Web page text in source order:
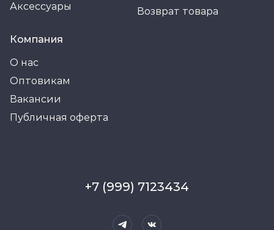
Аксессуары
Возврат товара
Компания
О нас
Оптовикам
Вакансии
Публичная оферта
+7 (999) 7123434